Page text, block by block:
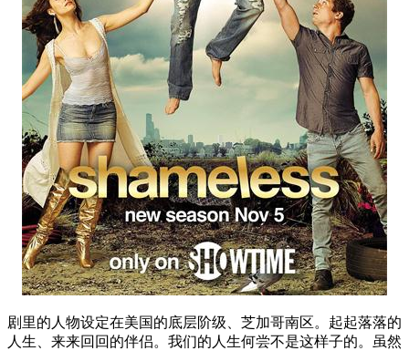
剧里的人物设定在美国的底层阶级、芝加哥南区。起起落落的
人生、来来回回的伴侣。我们的人生何尝不是这样子的。虽然